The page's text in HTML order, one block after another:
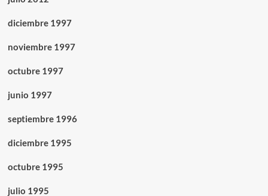
diciembre 1997
noviembre 1997
octubre 1997
junio 1997
septiembre 1996
diciembre 1995
octubre 1995
julio 1995